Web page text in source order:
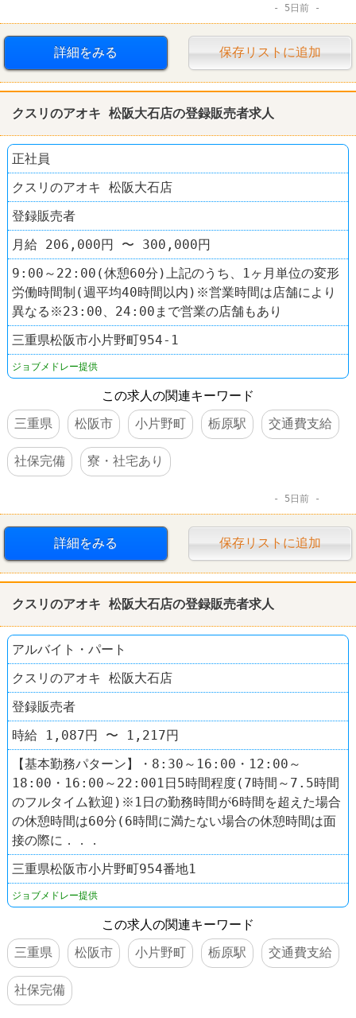
5日前
詳細をみる 保存リストに追加
クスリのアオキ 松阪大石店の登録販売者求人
正社員
クスリのアオキ 松阪大石店
登録販売者
月給 206,000円 〜 300,000円
9:00～22:00(休憩60分)上記のうち、1ヶ月単位の変形
労働時間制(週平均40時間以内)※営業時間は店舗により
異なる※23:00、24:00まで営業の店舗もあり
三重県松阪市小片野町954-1
ジョブメドレー提供
この求人の関連キーワード
三重県
松阪市 小片野町 栃原駅 交通費支給
社保完備 寮・社宅あり
5日前
詳細をみる 保存リストに追加
クスリのアオキ 松阪大石店の登録販売者求人
アルバイト・パート
クスリのアオキ 松阪大石店
登録販売者
時給 1,087円 〜 1,217円
【基本勤務パターン】・8:30～16:00・12:00～
18:00・16:00～22:001日5時間程度(7時間～7.5時間
のフルタイム歓迎)※1日の勤務時間が6時間を超えた場合
の休憩時間は60分(6時間に満たない場合の休憩時間は面
接の際に．．．
三重県松阪市小片野町954番地1
ジョブメドレー提供
この求人の関連キーワード
三重県
松阪市 小片野町 栃原駅 交通費支給
社保完備